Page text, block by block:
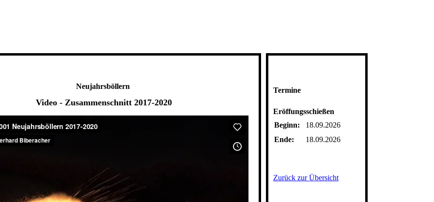
Neujahrsböllern
Video - Zusammenschnitt 2017-2020
Termine
Eröffungsschießen
Beginn:
18.09.2026
Ende:
18.09.2026
Zurück zur Übersicht